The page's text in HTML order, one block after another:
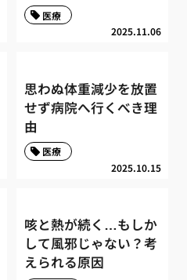
2025.11.06
医療
思わぬ体重減少を放置
せず病院へ行くべき理
由
2025.10.15
医療
咳と熱が続く…もしか
して風邪じゃない？考
えられる原因